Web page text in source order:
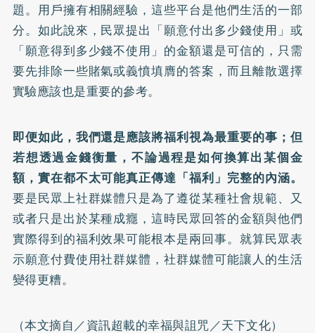
題。用戶擁有相關經驗，這些平台是他們生活的一部
分。如此說來，民眾提出「願意付出多少錢使用」或
「願意得到多少錢不使用」的金額還是可信的，只需
要先排除一些賭氣或義憤填膺的答案，而且離散選擇
實驗應該也是重要的參考。
即便如此，我們還是應該將福利視為最重要的事；但
若想透過金錢衡量，不論過程是如何換算出某個金
額，實在都不太可能真正傳達「福利」完整的內涵。
要是民眾上社群媒體只是為了遵從某種社會規範、又
或者只是出於某種成癮，這時民眾回答的金額與他們
實際得到的福利效果可能根本是兩回事。就算民眾表
示願意付費使用社群媒體，社群媒體可能讓人的生活
變得更糟。
（本文摘自／資訊超載的幸福與詛咒／天下文化）